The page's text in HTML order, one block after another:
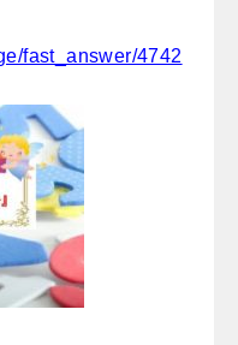
fast_answer/4742